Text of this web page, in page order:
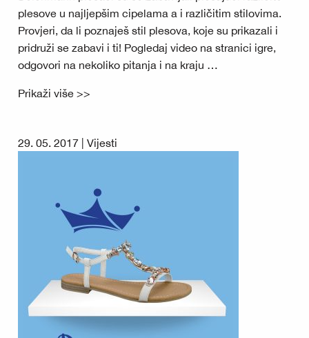
plesove u najljepšim cipelama a i različitim stilovima.
Provjeri, da li poznaješ stil plesova, koje su prikazali i
pridruži se zabavi i ti! Pogledaj video na stranici igre,
odgovori na nekoliko pitanja i na kraju …
Prikaži više >>
29. 05. 2017 | Vijesti